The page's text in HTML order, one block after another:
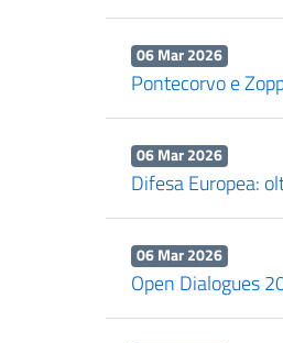
06 Mar 2026
Pontecorvo e
06 Mar 2026
Difesa Europea:
06 Mar 2026
Open Dialogues